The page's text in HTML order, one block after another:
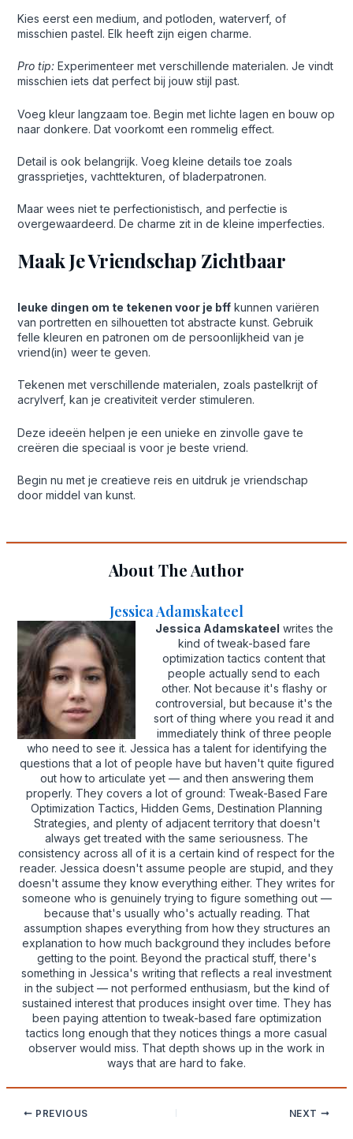
Kies eerst een medium, and potloden, waterverf, of
misschien pastel. Elk heeft zijn eigen charme.
Pro tip:Experimenteer met verschillende materialen. Je vindt
misschien iets dat perfect bij jouw stijl past.
Voeg kleur langzaam toe. Begin met lichte lagen en bouw op
naar donkere. Dat voorkomt een rommelig effect.
Detail is ook belangrijk. Voeg kleine details toe zoals
grassprietjes, vachttekturen, of bladerpatronen.
Maar wees niet te perfectionistisch, and perfectie is
overgewaardeerd. De charme zit in de kleine imperfecties.
Maak Je Vriendschap Zichtbaar
leuke dingen om te tekenen voor je bffkunnen variëren
van portretten en silhouetten tot abstracte kunst. Gebruik
felle kleuren en patronen om de persoonlijkheid van je
vriend(in) weer te geven.
Tekenen met verschillende materialen, zoals pastelkrijt of
acrylverf, kan je creativiteit verder stimuleren.
Deze ideeën helpen je een unieke en zinvolle gave te
creëren die speciaal is voor je beste vriend.
Begin nu met je creatieve reis en uitdruk je vriendschap
door middel van kunst.
About The Author
Jessica Adamskateel
Jessica Adamskateel writes the
kind of tweak-based fare
optimization tactics content that
people actually send to each
other. Not because it's flashy or
controversial, but because it's the
sort of thing where you read it and
immediately think of three people
who need to see it. Jessica has a talent for identifying the
questions that a lot of people have but haven't quite figured
out how to articulate yet — and then answering them
properly. They covers a lot of ground: Tweak-Based Fare
Optimization Tactics, Hidden Gems, Destination Planning
Strategies, and plenty of adjacent territory that doesn't
always get treated with the same seriousness. The
consistency across all of it is a certain kind of respect for the
reader. Jessica doesn't assume people are stupid, and they
doesn't assume they know everything either. They writes for
someone who is genuinely trying to figure something out —
because that's usually who's actually reading. That
assumption shapes everything from how they structures an
explanation to how much background they includes before
getting to the point. Beyond the practical stuff, there's
something in Jessica's writing that reflects a real investment
in the subject — not performed enthusiasm, but the kind of
sustained interest that produces insight over time. They has
been paying attention to tweak-based fare optimization
tactics long enough that they notices things a more casual
observer would miss. That depth shows up in the work in
ways that are hard to fake.
PREVIOUS NEXT